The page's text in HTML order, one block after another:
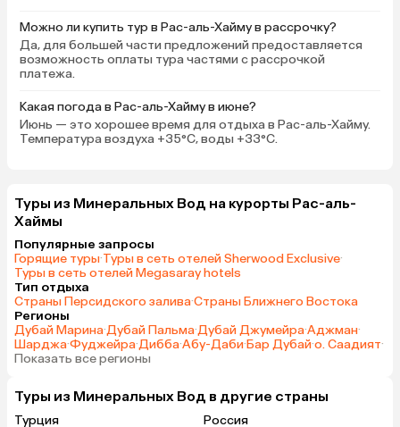
комфортно ❤️
территория, пляж
волшебные, везде
тишины) Баров много,
везде, пей что
мохито и пино колада
Анимация классная
Кстати, все общение с
сотрудниками и с
анимации на
нет языка — ходили с
Можно ли купить тур в Рас-аль-Хайму в рассрочку?
Да, для большей части предложений предоставляется
возможность оплаты тура частями с рассрочкой
платежа.
Какая погода в Рас-аль-Хайму в июне?
Июнь — это хорошее время для отдыха в Рас-аль-Хайму.
Температура воздуха +35°C, воды +33°C.
Туры из Минеральных Вод на курорты Рас-аль-
Хаймы
Популярные запросы
Горящие туры·Туры в сеть отелей Sherwood Exclusive·
Туры в сеть отелей Megasaray hotels
Тип отдыха
Страны Персидского залива·Страны Ближнего Востока
Регионы
Дубай Марина·Дубай Пальма·Дубай Джумейра·Аджман·
Шарджа·Фуджейра·Дибба·Абу-Даби·Бар Дубай·о. Саадият·
Показать все регионы
Туры из Минеральных Вод в другие страны
Турция
Россия